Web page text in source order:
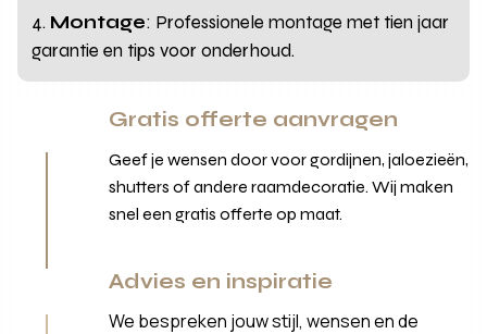
Montage: Professionele montage met tien jaar
garantie en tips voor onderhoud.
Gratis offerte aanvragen
Geef je wensen door voor gordijnen, jaloezieën,
shutters of andere raamdecoratie. Wij maken
snel een gratis offerte op maat.
Advies en inspiratie
We bespreken jouw stijl, wensen en de